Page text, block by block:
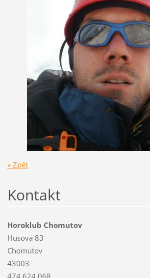
« Zpět
Kontakt
Horoklub Chomutov
Husova 83
Chomutov
43003
474 624 068